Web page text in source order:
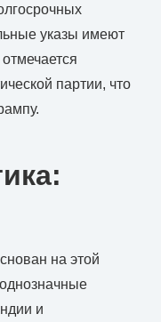
указы имеют
партии, что
на этой
и